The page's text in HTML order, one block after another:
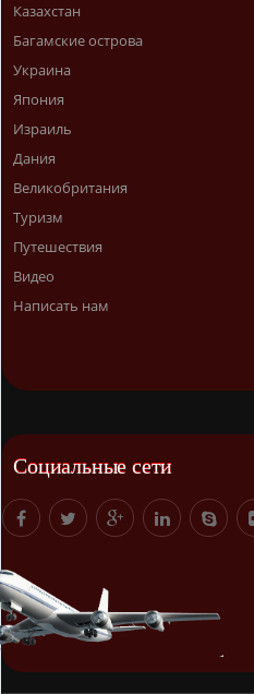
Казахстан
Багамские острова
Украина
Япония
Израиль
Дания
Великобритания
Туризм
Путешествия
Видео
Написать нам
Социальные сети